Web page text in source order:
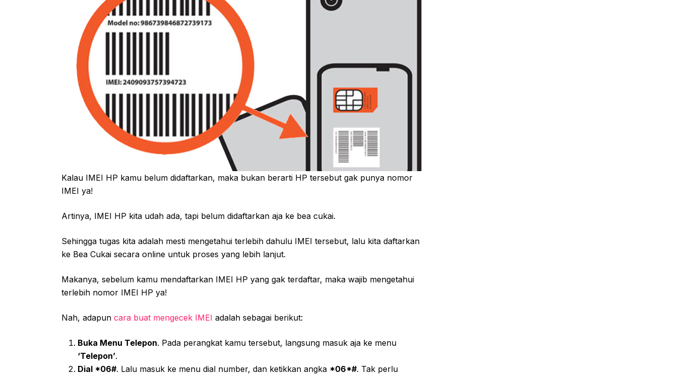
Kalau IMEI HP kamu belum didaftarkan, maka bukan berarti HP tersebut gak punya nomor
IMEI ya!
Artinya, IMEI HP kita udah ada, tapi belum didaftarkan aja ke bea cukai.
Sehingga tugas kita adalah mesti mengetahui terlebih dahulu IMEI tersebut, lalu kita daftarkan
ke Bea Cukai secara online untuk proses yang lebih lanjut.
Makanya, sebelum kamu mendaftarkan IMEI HP yang gak terdaftar, maka wajib mengetahui
terlebih nomor IMEI HP ya!
Nah, adapun cara buat mengecek IMEI adalah sebagai berikut:
Buka Menu Telepon. Pada perangkat kamu tersebut, langsung masuk aja ke menu
‘Telepon’.
Dial *06#. Lalu masuk ke menu dial number, dan ketikkan angka *06*#. Tak perlu